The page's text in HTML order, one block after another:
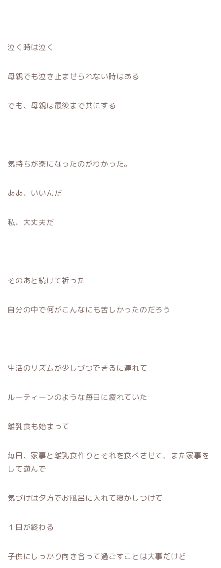
泣く時は泣く
母親でも泣き止ませられない時はある
でも、母親は最後まで共にする
気持ちが楽になったのがわかった。
ああ、いいんだ
私、大丈夫だ
そのあと続けて祈った
自分の中で何がこんなにも苦しかったのだろう
生活のリズムが少しづつできるに連れて
ルーティーンのような毎日に疲れていた
離乳食も始まって
毎日、家事と離乳食作りとそれを食べさせて、また家事を
して遊んで
気づけは夕方でお風呂に入れて寝かしつけて
１日が終わる
子供にしっかり向き合って過ごすことは大事だけど